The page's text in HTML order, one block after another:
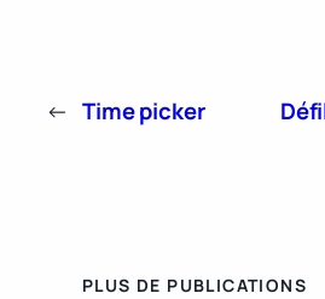
← Time picker
PLUS DE PUBLICATIONS